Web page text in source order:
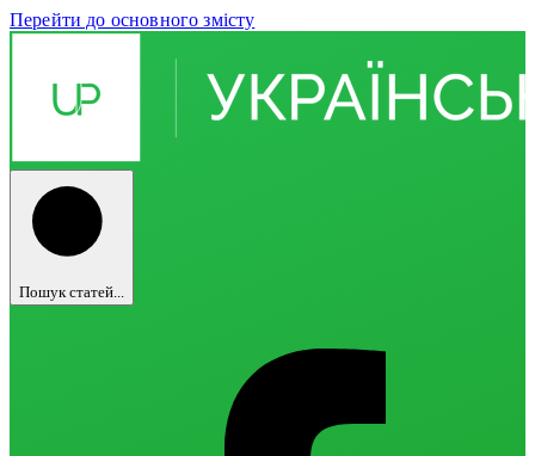
Перейти до основного змісту
Пошук статей...